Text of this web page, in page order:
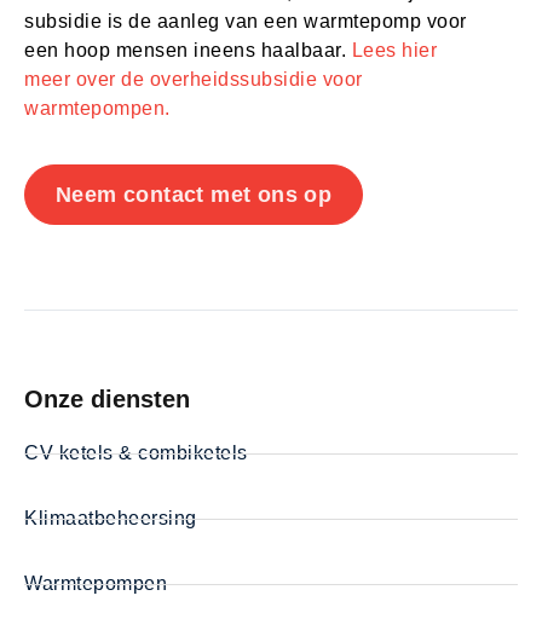
subsidie is de aanleg van een warmtepomp voor
een hoop mensen ineens haalbaar. Lees hier
meer over de overheidssubsidie voor
warmtepompen.
Neem contact met ons op
Onze diensten
CV ketels & combiketels
Klimaatbeheersing
Warmtepompen